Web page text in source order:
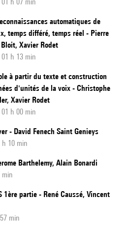
automatiques de
temps différé, temps réel - Pierre
Xavier Rodet
h 13 min
à partir du texte et construction
d'unités de la voix - Christophe
Xavier Rodet
h 00 min
- David Fenech Saint Genieys
h 10 min
Barthelemy, Alain Bonardi
min
1ère partie - René Caussé, Vincent
min